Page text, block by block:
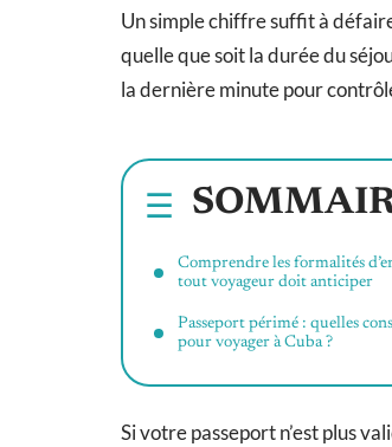
Un simple chiffre suffit à
quelle que soit la durée du
la dernière minute pour
Comprendre les formalités
tout voyageur doit anticiper
Passeport périmé : quelles
pour voyager à Cuba ?
Si votre passeport n’est plus